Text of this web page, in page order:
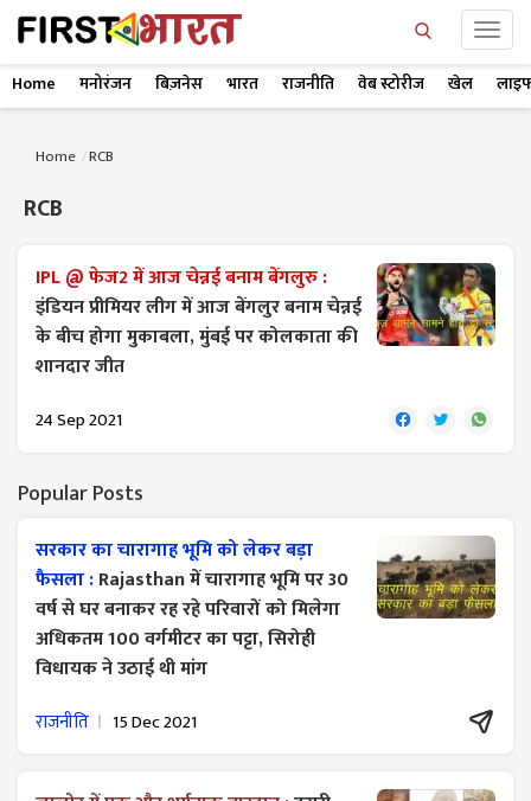
Home मनोरंजन बिज़नेस भारत राजनीति वेब स्टोरीज खेल
Home RCB
RCB
IPL @ फेज2 में आज चेन्नई बनाम बेंगलुरु :
इंडियन प्रीमियर लीग में आज बेंगलुर बनाम चेन्नई
के बीच होगा मुकाबला, मुंबई पर कोलकाता की
शानदार जीत
24 Sep 2021
Popular Posts
सरकार का चारागाह भूमि को लेकर बड़ा
फैसला :Rajasthan में चारागाह भूमि पर 30
वर्ष से घर बनाकर रह रहे परिवारों को मिलेगा
अधिकतम 100 वर्गमीटर का पट्टा, सिरोही
विधायक ने उठाई थी मांग
राजनीति 15 Dec 2021